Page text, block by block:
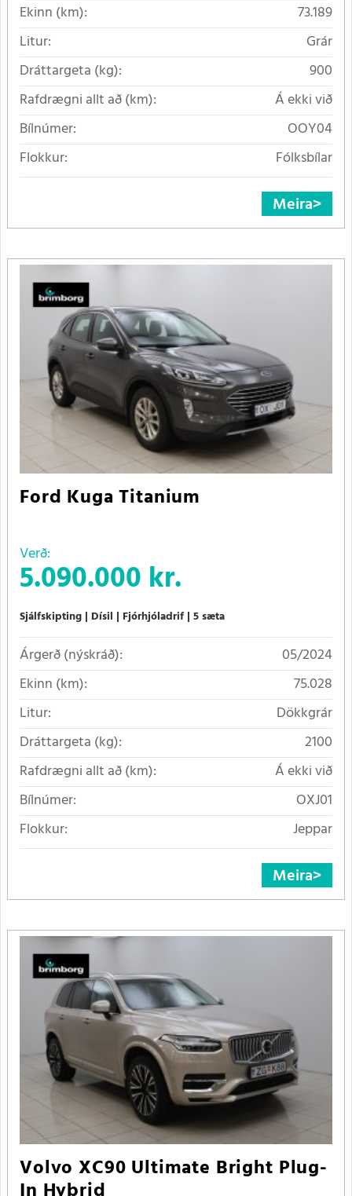
Ekinn (km):
73.189
Litur:
Grár
Dráttargeta (kg):
900
Rafdrægni allt að (km):
Á ekki við
Bílnúmer:
OOY04
Flokkur:
Fólksbílar
Meira
Ford Kuga Titanium
Verð:
5.090.000 kr.
Sjálfskipting Dísil Fjórhjóladrif 5 sæta
Árgerð (nýskráð):
05/2024
Ekinn (km):
75.028
Litur:
Dökkgrár
Dráttargeta (kg):
2100
Rafdrægni allt að (km):
Á ekki við
Bílnúmer:
OXJ01
Flokkur:
Jeppar
Meira
Volvo XC90 Ultimate Bright Plug-